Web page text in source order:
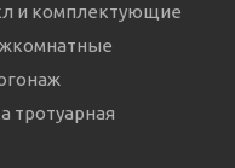
и комплектующие
тротуарная